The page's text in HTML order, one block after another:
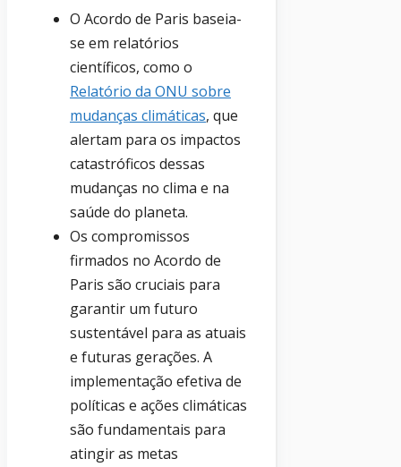
O Acordo de Paris baseia-
se em relatórios
científicos, como o
Relatório da ONU sobre
mudanças climáticas, que
alertam para os impactos
catastróficos dessas
mudanças no clima e na
saúde do planeta.
Os compromissos
firmados no Acordo de
Paris são cruciais para
garantir um futuro
sustentável para as atuais
e futuras gerações. A
implementação efetiva de
políticas e ações climáticas
são fundamentais para
atingir as metas